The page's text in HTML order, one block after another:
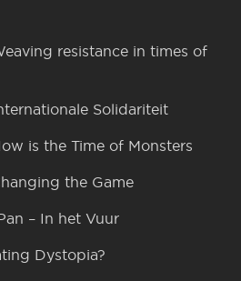
resistance in times of
Solidariteit
is the Time of Monsters
the Game
– In het Vuur
Dystopia?